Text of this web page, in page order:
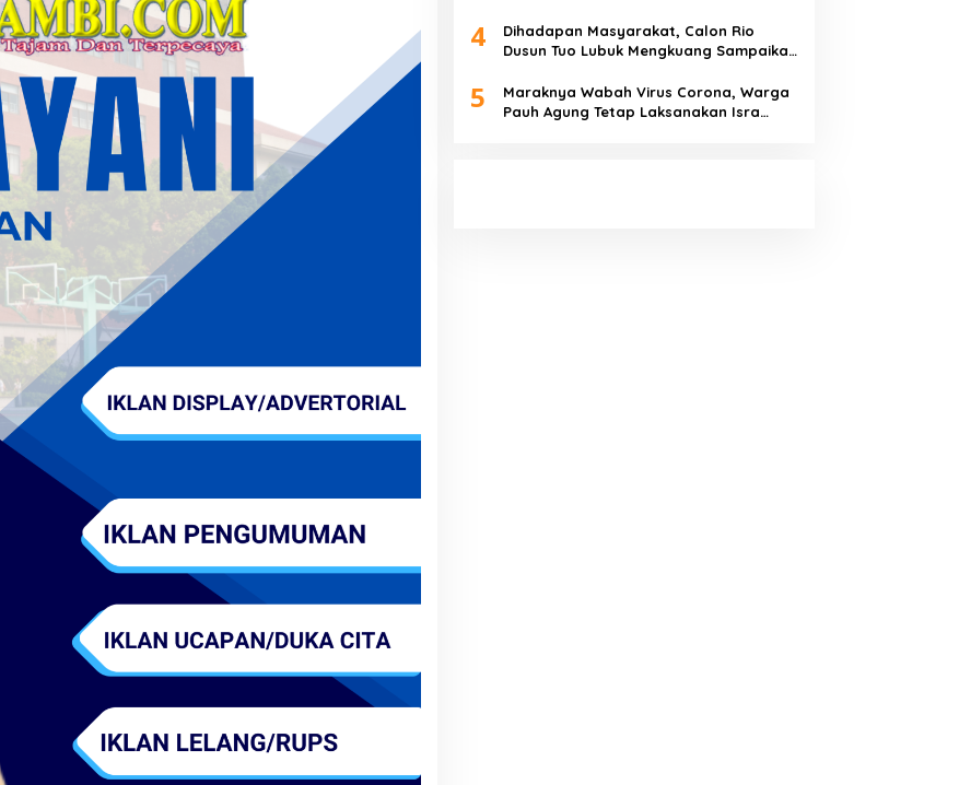
4
Dihadapan Masyarakat, Calon Rio
Dusun Tuo Lubuk Mengkuang Sampaikan
5
Maraknya Wabah Virus Corona, Warga
Pauh Agung Tetap Laksanakan Isra